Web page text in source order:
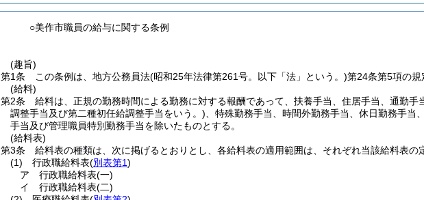
○美作市職員の給与に関する条例
(趣旨)
第1条
この条例は、地方公務員法(昭和25年法律第261号。以下「法」という。)第24条第5項の規
(給料)
第2条
給料は、正規の勤務時間による勤務に対する報酬であって、扶養手当、住居手当、通勤
調整手当及び第二種初任給調整手当をいう。) 、特殊勤務手当、時間外勤務手当、休日勤務手
手当及び管理職員特別勤務手当を除いたものとする。
(給料表)
第3条
給料表の種類は、次に掲げるとおりとし、各給料表の適用範囲は、それぞれ当該給料表の
(1)
行政職給料表(別表第1)
ア
行政職給料表(一)
イ
行政職給料表(二)